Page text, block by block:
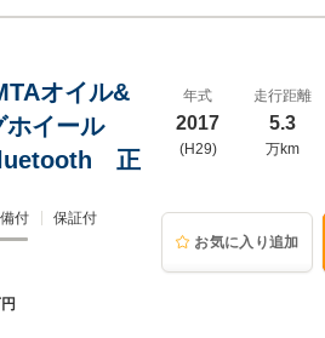
オイル&
ホイール
正
付 保証付
年式
2017
(H29)
走行距離
5.3
万km
お気に入り追加